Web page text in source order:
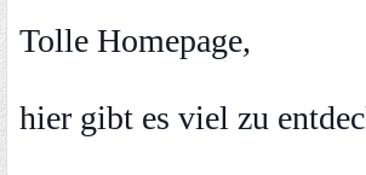
Tolle Homepage,
hier gibt es viel zu